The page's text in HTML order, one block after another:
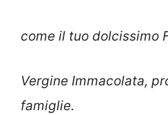
come il tuo dolcissimo
Vergine Immacolata,
famiglie.